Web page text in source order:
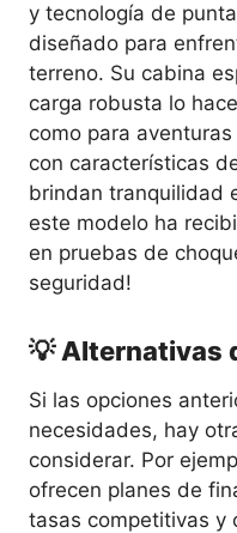
y tecnología de
diseñado para
terreno. Su cabina
carga robusta lo
como para
con características
brindan tranquilidad
este modelo ha
en pruebas de
seguridad!
💡 Alternativas
Si las opciones
necesidades, hay
considerar. Por
ofrecen planes de
tasas competitivas y